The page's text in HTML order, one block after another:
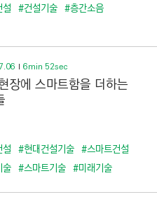
#건설기술 #층간소음
6min 52sec
장에 스마트함을 더하는
#현대건설기술 #스마트건설
#스마트기술 #미래기술